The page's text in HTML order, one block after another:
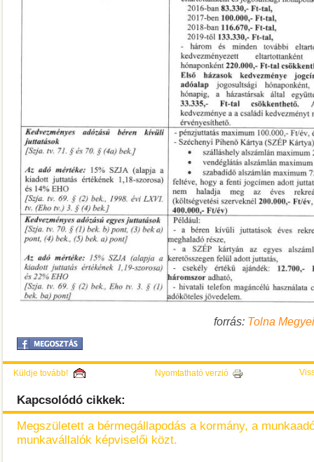
forrás: Tolna
Küldje tovább! Nyomtatható verzió
Kapcsolódó cikkek:
Megszületett a bérmegállapodás a kormány, a
munkavállalók képviselői közt.